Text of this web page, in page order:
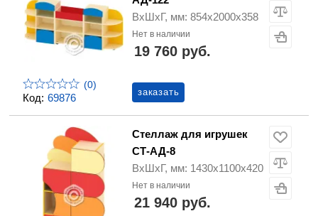
Код: 69876
(0)
ВхШхГ, мм: 854х2000х358
Нет в наличии
19 760 руб.
заказать
Стеллаж для игрушек
СТ-АД-8
ВхШхГ, мм: 1430х1100х420
Нет в наличии
21 940 руб.